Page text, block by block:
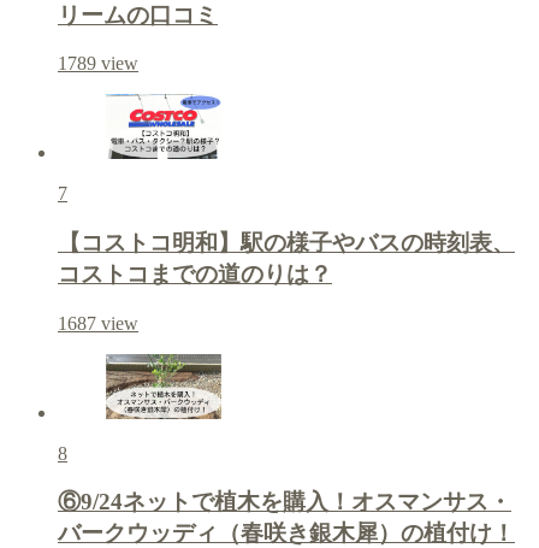
リームの口コミ
1789 view
7
【コストコ明和】駅の様子やバスの時刻表、
コストコまでの道のりは？
1687 view
8
⑥9/24ネットで植木を購入！オスマンサス・
バークウッディ（春咲き銀木犀）の植付け！